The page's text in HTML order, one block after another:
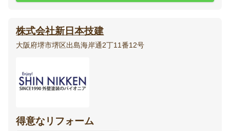
株式会社新日本技建
大阪府堺市堺区出島海岸通2丁11番12号
得意なリフォーム